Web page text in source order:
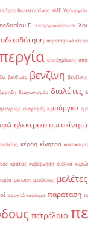
Κωνσταντίνος ΥΜΕ
Γ. Χατζηνικολάου Ν.
αδειοδότηση αεροπορικά
αποζημίωση
βενζίνες βενζίνη βενζίνης
διαγωνισμός διαλύτες
εισφορές εμπάργκο
ηλεκτρικά αυτοκίνητα
κέρδη κίνητρα
κράτος κυβέρνηση κυβικά
μείωση μειώσεις μελέτες
ορυκτά καύσιμα παράταση
πετρέλαιο